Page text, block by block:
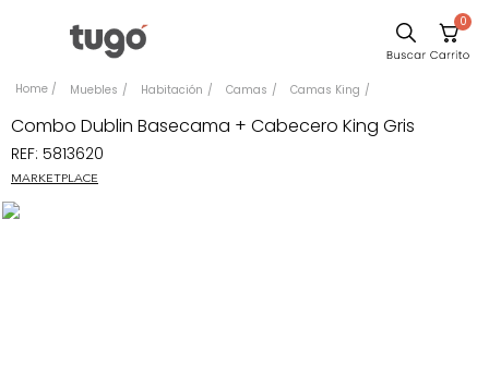
0
Muebles Habitación Camas Camas King
Combo Dublin Basecama + Cabecero King Gris
REF: 5813620
MARKETPLACE
Comedor
Escritorio